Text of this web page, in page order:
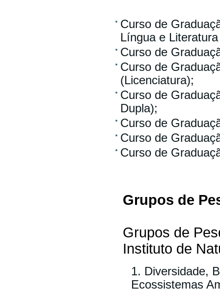
Curso de
Língua e
Curso de
Curso de
(Licenciatura);
Curso de
Dupla);
Curso de
Curso de
Curso de
Grupos de
Grupos de
Instituto de
Diversidade,
Ecossistemas